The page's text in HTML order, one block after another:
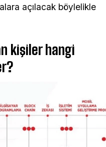
açılacak böylelikle
kişiler hangi